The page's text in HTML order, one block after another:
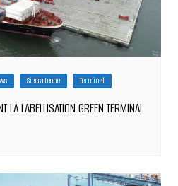
Sierra Leone Terminal
LA LABELLISATION GREEN TERMINAL